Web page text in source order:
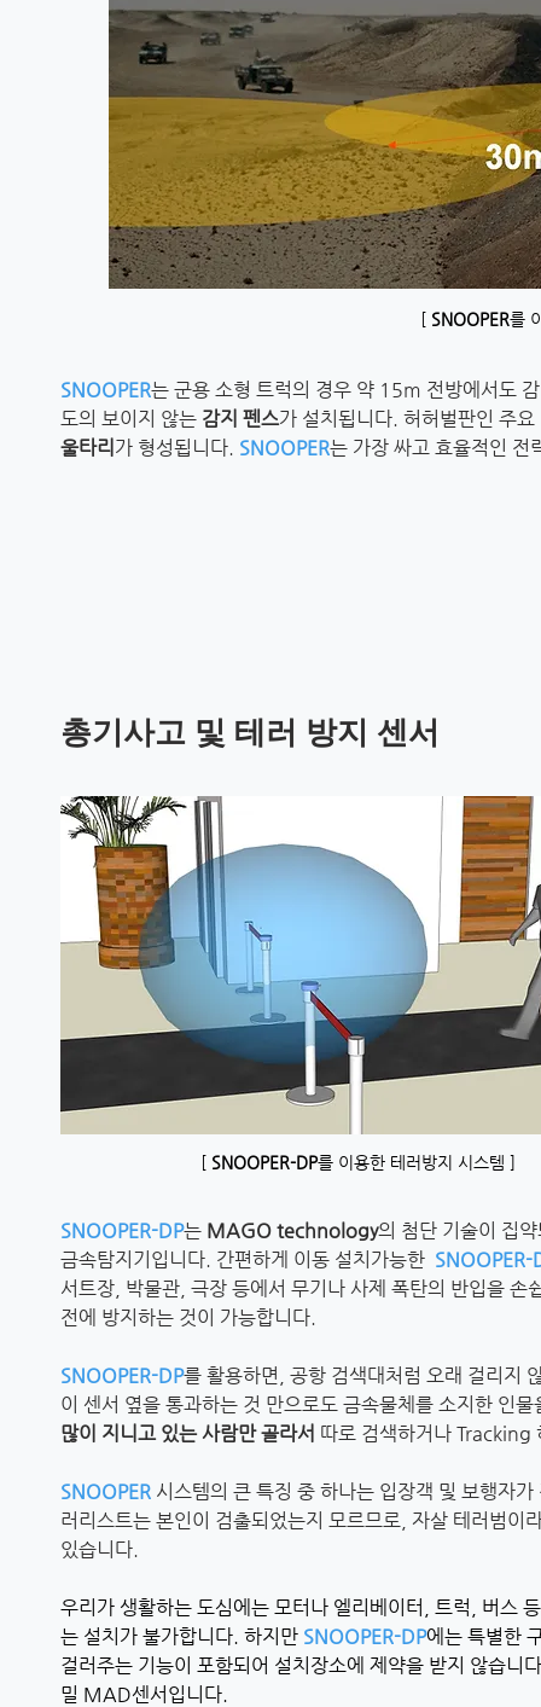
[ SNOOPER를
SNOOPER는 군용 소형 트럭의 경우 약 15m 전방에서도
도의 보이지 않는 감지 펜스가 설치됩니다. 허허벌판인 주
울타리 가 형성됩니다. SNOOPER는 가장 싸고 효율적인
총기사고 및 테러 방지 센서
[ SNOOPER-DP를 이용한 테러방지 시스템 ]
SNOOPER-DP는 MAGO technology의 첨단 기술이 집
금속탐지기입니다. 간편하게 이동 설치가능한 SNOOPER-
서트장, 박물관, 극장 등에서 무기나 사제 폭탄의 반입을
전에 방지하는 것이 가능합니다.
SNOOPER-DP를 활용하면, 공항 검색대처럼 오래 걸리지
이 센서 옆을 통과하는 것 만으로도 금속물체를 소지한 인
많이 지니고 있는 사람만 골라서 따로 검색하거나 Tracking
SNOOPER 시스템의 큰 특징 중 하나는 입장객 및 보행자
러리스트는 본인이 검출되었는지 모르므로, 자살 테러범이
있습니다.
우리가 생활하는 도심에는 모터나 엘리베이터, 트럭, 버스
는 설치가 불가합니다. 하지만 SNOOPER-DP에는 특별한
걸러주는 기능이 포함되어 설치장소에 제약을 받지 않습니
밀 MAD센서입니다.